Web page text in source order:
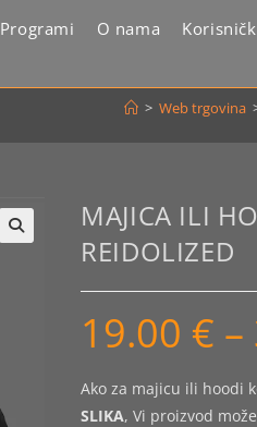
Programi O nama
> Web trgovina
MAJICA ILI
REIDOLIZED
19.00 € –
Ako za majicu ili hoodi
SLIKA, Vi proizvod